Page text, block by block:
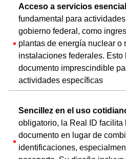
Acceso a servicios
fundamental para
gobierno federal, como
plantas de energía nuclear o
instalaciones federales. Esto
documento imprescindible
actividades específicas​
Sencillez en el uso
obligatorio, la Real ID facilita
documento en lugar de
identificaciones,